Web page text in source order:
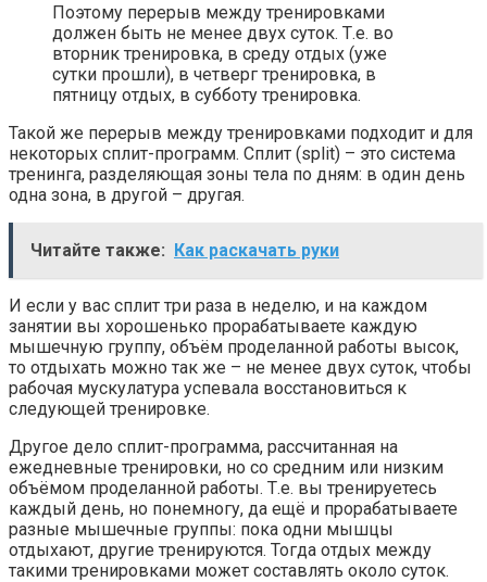
Поэтому перерыв между тренировками
должен быть не менее двух суток. Т.е. во
вторник тренировка, в среду отдых (уже
сутки прошли), в четверг тренировка, в
пятницу отдых, в субботу тренировка.
Такой же перерыв между тренировками подходит и для
некоторых сплит-программ. Сплит (split) – это система
тренинга, разделяющая зоны тела по дням: в один день
одна зона, в другой – другая.
Читайте также: Как раскачать руки
И если у вас сплит три раза в неделю, и на каждом
занятии вы хорошенько прорабатываете каждую
мышечную группу, объём проделанной работы высок,
то отдыхать можно так же – не менее двух суток, чтобы
рабочая мускулатура успевала восстановиться к
следующей тренировке.
Другое дело сплит-программа, рассчитанная на
ежедневные тренировки, но со средним или низким
объёмом проделанной работы. Т.е. вы тренируетесь
каждый день, но понемногу, да ещё и прорабатываете
разные мышечные группы: пока одни мышцы
отдыхают, другие тренируются. Тогда отдых между
такими тренировками может составлять около суток.